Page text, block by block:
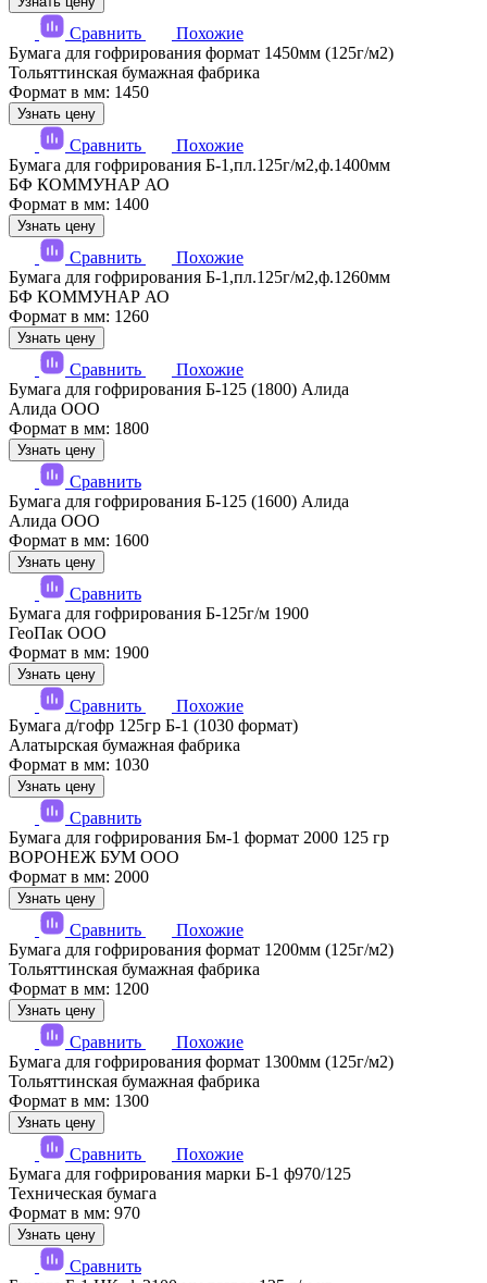
Сравнить
Похожие
Бумага для гофрирования формат 1450мм (125г/м2)
Тольяттинская бумажная фабрика
Формат в мм: 1450
Узнать цену
Сравнить
Похожие
Бумага для гофрирования Б-1,пл.125г/м2,ф.1400мм
БФ КОММУНАР АО
Формат в мм: 1400
Узнать цену
Сравнить
Похожие
Бумага для гофрирования Б-1,пл.125г/м2,ф.1260мм
БФ КОММУНАР АО
Формат в мм: 1260
Узнать цену
Сравнить
Похожие
Бумага для гофрирования Б-125 (1800) Алида
Алида ООО
Формат в мм: 1800
Узнать цену
Сравнить
Бумага для гофрирования Б-125 (1600) Алида
Алида ООО
Формат в мм: 1600
Узнать цену
Сравнить
Бумага для гофрирования Б-125г/м 1900
ГеоПак ООО
Формат в мм: 1900
Узнать цену
Сравнить
Похожие
Бумага д/гофр 125гр Б-1 (1030 формат)
Алатырская бумажная фабрика
Формат в мм: 1030
Узнать цену
Сравнить
Бумага для гофрирования Бм-1 формат 2000 125 гр
ВОРОНЕЖ БУМ ООО
Формат в мм: 2000
Узнать цену
Сравнить
Похожие
Бумага для гофрирования формат 1200мм (125г/м2)
Тольяттинская бумажная фабрика
Формат в мм: 1200
Узнать цену
Сравнить
Похожие
Бумага для гофрирования формат 1300мм (125г/м2)
Тольяттинская бумажная фабрика
Формат в мм: 1300
Узнать цену
Сравнить
Похожие
Бумага для гофрирования марки Б-1 ф970/125
Техническая бумага
Формат в мм: 970
Узнать цену
Сравнить